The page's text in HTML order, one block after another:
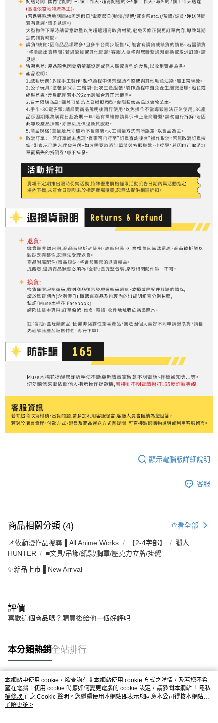
顯示電腦版詳細說明
客服
商品相關分類 (4) 查看全部
📌依動漫作品搜尋▐ All Anime Works 【2-4字部】
獵人
HUNTER
■文具/吊飾/紙製/胸章/壓克力立牌/掛繩
✨新品上市▐ New Arrival
評價
喜歡這個商品嗎？購買後給他一個好評吧
本分類熱銷全站排行
熱門標籤
本網站中使用 cookie，欲查詢有關本網站使用 cookie 方式之詳情，及若您不希
望在電腦上使用 cookie 時應如何變更電腦的 cookie 設定，請參閱本網站「 隱私
權條款 」之 Cookie 聲明。您繼續使用本網站即表示您同意本公司得按本網站使
用條款之 Cookie 聲明使用 cookie。
了解更多 >